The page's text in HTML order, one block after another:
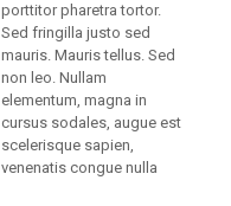
porttitor pharetra tortor.
Sed fringilla justo sed
mauris. Mauris tellus. Sed
non leo. Nullam
elementum, magna in
cursus sodales, augue est
scelerisque sapien,
venenatis congue nulla